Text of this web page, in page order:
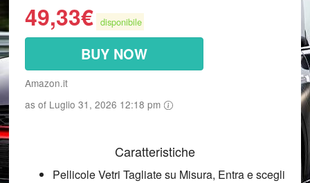
49,33€ disponibile
BUY NOW
Amazon.it
as of Luglio 31, 2026 12:18 pm
Caratteristiche
Pellicole Vetri Tagliate su Misura, Entra e scegli